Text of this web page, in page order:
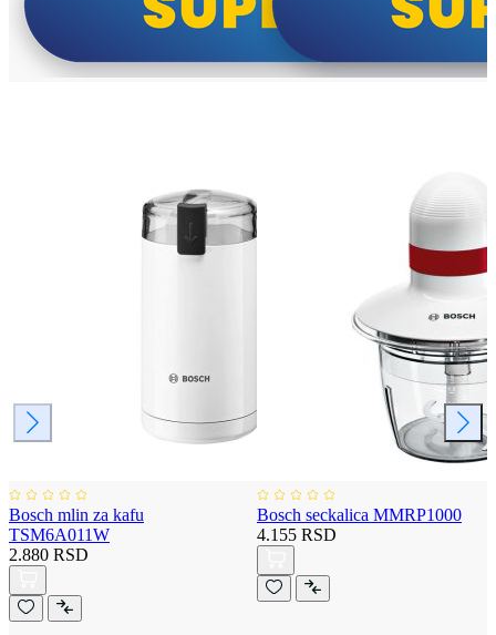
Bosch mlin za kafu
TSM6A011W
2.880 RSD
Bosch seckalica MMRP1000
4.155 RSD